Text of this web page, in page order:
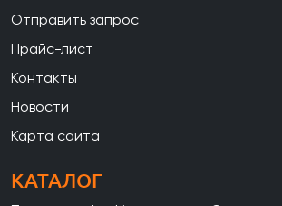
Отправить запрос
Прайс-лист
Контакты
Новости
Карта сайта
КАТАЛОГ